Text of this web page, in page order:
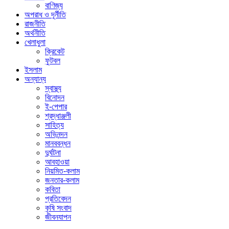
বাণিজ্য
অপরাধ ও দূর্নীতি
রাজনীতি
অর্থনীতি
খেলাধুলা
ক্রিকেট
ফুটবল
ইসলাম
অন্যান্য
স্বাস্থ্য
বিনোদন
ই-পেপার
শ্রদ্ধাঞ্জলী
সাহিত্য
অভিনন্দন
মানববন্ধন
দুর্ঘটনা
আবহাওয়া
নিয়মিত-কলাম
জনতার-কলাম
কবিতা
প্রতিবেদন
কৃষি সংবাদ
জীবনযাপন